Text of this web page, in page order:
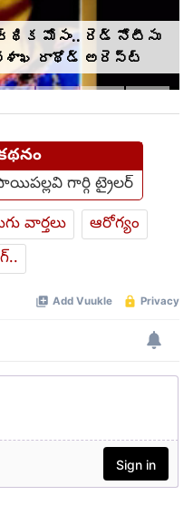
మోసం.. రెడ్ నోటీసు
రాథోడ్‌‌ అరెస్ట్
గార్గి ట్రైల‌ర్‌
వార్తలు
ఆరోగ్యం